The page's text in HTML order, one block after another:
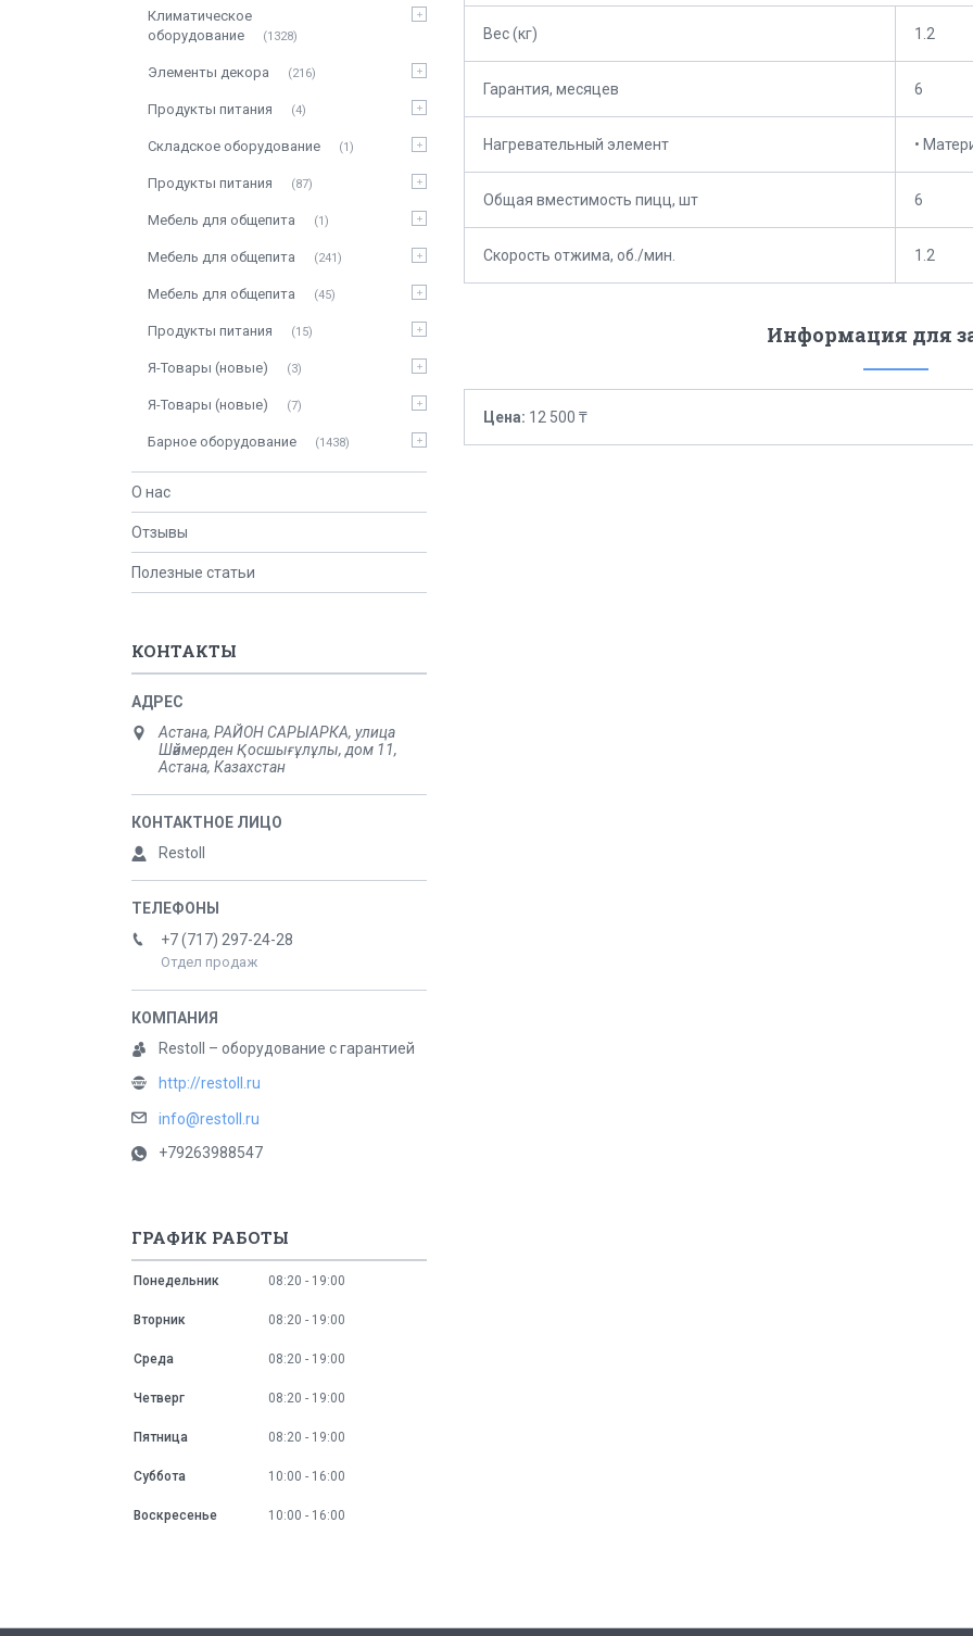
Вес (кг) 1.2
Гарантия, месяцев 6
Нагревательный элемент •
Общая вместимость пицц, шт 6
Скорость отжима, об./мин. 1.2
Информация для
Цена: 12 500 ₸
Климатическое
оборудование
1328
Элементы декора 216
Продукты питания 4
Складское оборудование 1
Продукты питания 87
Мебель для общепита 1
Мебель для общепита 241
Мебель для общепита 45
Продукты питания 15
Я-Товары (новые) 3
Я-Товары (новые) 7
Барное оборудование 1438
О нас
Отзывы
Полезные статьи
КОНТАКТЫ
Астана, РАЙОН САРЫАРКА, улица
Шәймерден Қосшығұлұлы, дом 11,
Астана, Казахстан
Restoll
+7 (717) 297-24-28
Отдел продаж
Restoll – оборудование с гарантией
http://restoll.ru
info@restoll.ru
+79263988547
ГРАФИК РАБОТЫ
Понедельник 08:20 19:00
Вторник 08:20 19:00
Среда 08:20 19:00
Четверг 08:20 19:00
Пятница 08:20 19:00
Суббота 10:00 16:00
Воскресенье 10:00 16:00